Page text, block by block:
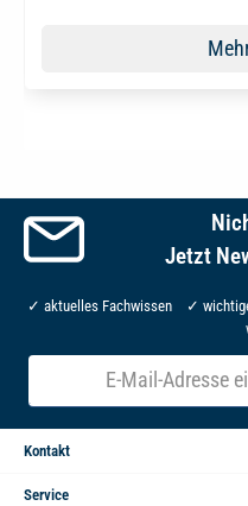
Jetzt
✓ aktuelles Fachwissen ✓
E-
Kontakt
Service